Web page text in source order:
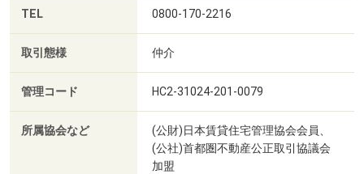
TEL 0800-170-2216
取引態様 仲介
管理コード HC2-31024-201-0079
所属協会など
(公財)日本賃貸住宅管理協会会員、
(公社)首都圏不動産公正取引協議会
加盟